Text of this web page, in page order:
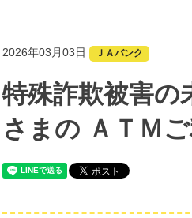
2026年03月03日 ＪＡバンク
特殊詐欺被害の
さまの ＡＴＭ